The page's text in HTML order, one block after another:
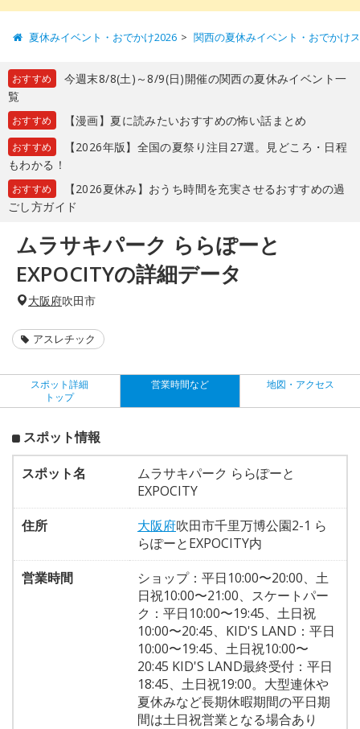
夏休みイベント・おでかけ2026 関西の夏休みイベント・おでかけ
おすすめ
今週末8/8(土)～8/9(日)開催の関西の夏休みイベント一
覧
おすすめ 【漫画】夏に読みたいおすすめの怖い話まとめ
おすすめ
【2026年版】全国の夏祭り注目27選。見どころ・日程
もわかる！
おすすめ
【2026夏休み】おうち時間を充実させるおすすめの過
ごし方ガイド
ムラサキパーク ららぽーと
EXPOCITYの詳細データ
大阪府吹田市
アスレチック
スポット詳細
トップ
営業時間など 地図・アクセス
スポット情報
スポット名
ムラサキパーク ららぽーと
EXPOCITY
住所
大阪府吹田市千里万博公園2-1 ら
らぽーとEXPOCITY内
営業時間
ショップ：平日10:00〜20:00、土
日祝10:00〜21:00、スケートパー
ク：平日10:00〜19:45、土日祝
10:00〜20:45、KID'S LAND：平日
10:00〜19:45、土日祝10:00〜
20:45 KID'S LAND最終受付：平日
18:45、土日祝19:00。大型連休や
夏休みなど長期休暇期間の平日期
間は土日祝営業となる場合あり